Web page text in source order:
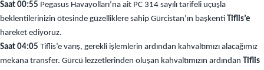
Saat 00:55 Pegasus Havayolları’na ait PC 314 sayılı tarifeli uçuşla
beklentilerinizin ötesinde güzelliklere sahip Gürcistan’ın başkenti Tiflis’e
hareket ediyoruz.
Saat 04:05 Tiflis’e varış, gerekli işlemlerin ardından kahvaltımızı alacağımız
mekana transfer. Gürcü lezzetlerinden oluşan kahvaltımızın ardından Tiflis